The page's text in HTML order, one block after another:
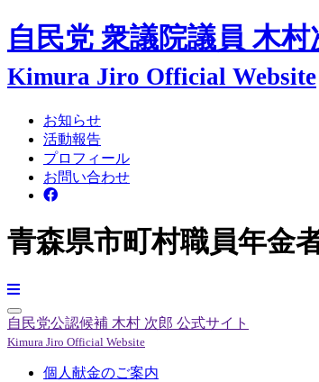
自民党 衆議院議員 木村
Kimura Jiro Official Website
お知らせ
活動報告
プロフィール
お問い合わせ
青森県市町村職員年金
自民党公認候補 木村 次郎 公式サイト
Kimura Jiro Official Website
個人献金のご案内